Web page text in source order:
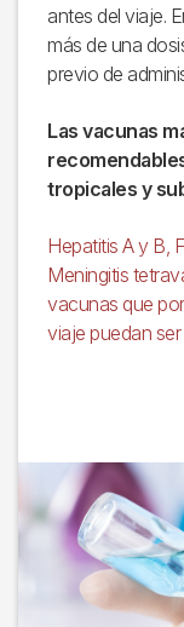
antes del viaje.
más de una
previo de
Las vacunas
tropicales y
Hepatitis A y B,
Meningitis
vacunas que
viaje puedan
Imagen